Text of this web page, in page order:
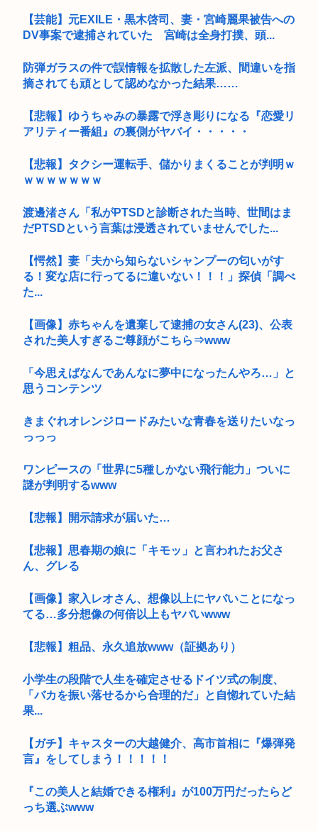
【芸能】元EXILE・黒木啓司、妻・宮崎麗果被告への
DV事案で逮捕されていた 宮崎は全身打撲、頭...
防弾ガラスの件で誤情報を拡散した左派、間違いを指
摘されても頑として認めなかった結果……
【悲報】ゆうちゃみの暴露で浮き彫りになる『恋愛リ
アリティー番組』の裏側がヤバイ・・・・・
【悲報】タクシー運転手、儲かりまくることが判明ｗ
ｗｗｗｗｗｗｗ
渡邊渚さん「私がPTSDと診断された当時、世間はま
だPTSDという言葉は浸透されていませんでした...
【愕然】妻「夫から知らないシャンプーの匂いがす
る！変な店に行ってるに違いない！！！」探偵「調べ
た...
【画像】赤ちゃんを遺棄して逮捕の女さん(23)、公表
された美人すぎるご尊顔がこちら⇒www
「今思えばなんであんなに夢中になったんやろ…」と
思うコンテンツ
きまぐれオレンジロードみたいな青春を送りたいなっ
っっっ
ワンピースの「世界に5種しかない飛行能力」ついに
謎が判明するwww
【悲報】開示請求が届いた…
【悲報】思春期の娘に「キモッ」と言われたお父さ
ん、グレる
【画像】家入レオさん、想像以上にヤバいことになっ
てる…多分想像の何倍以上もヤバいwww
【悲報】粗品、永久追放www（証拠あり）
小学生の段階で人生を確定させるドイツ式の制度、
「バカを振い落せるから合理的だ」と自惚れていた結
果...
【ガチ】キャスターの大越健介、高市首相に『爆弾発
言』をしてしまう！！！！！
『この美人と結婚できる権利』が100万円だったらど
っち選ぶwww